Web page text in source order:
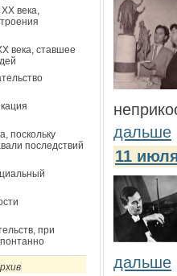
века,
века, ставшее
поскольку
последствий
при
дальше
11
дальше